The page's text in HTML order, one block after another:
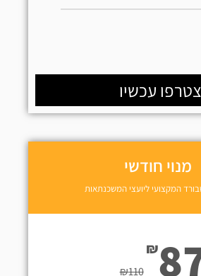
מנוי חודשי
המקצועי ליועצי המשכנתאות
₪110
₪
עכשיו